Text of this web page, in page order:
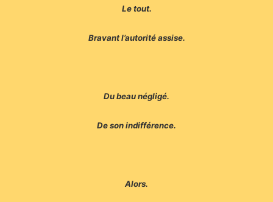
Le tout.
Bravant l’autorité assise.
Du beau négligé.
De son indifférence.
Alors.